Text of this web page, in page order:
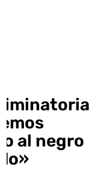
al negro